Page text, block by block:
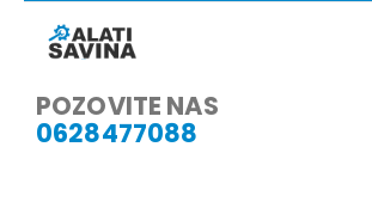
POZOVITE NAS
0628477088